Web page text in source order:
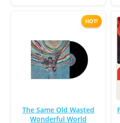
HOT!
The Same Old Wasted
Wonderful World